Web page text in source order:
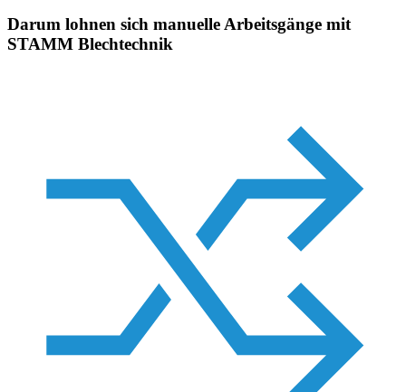
Darum lohnen sich manuelle Arbeitsgänge mit
STAMM Blechtechnik